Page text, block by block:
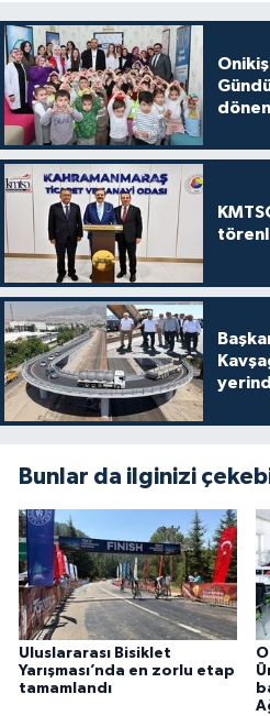
Bunlar da ilginizi
Uluslararası Bisiklet
Yarışması’nda en zorlu etap
tamamlandı